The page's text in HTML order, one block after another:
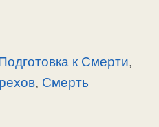
к Смерти,
, Смерть